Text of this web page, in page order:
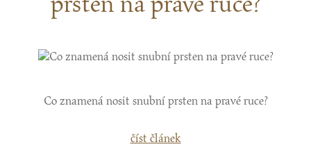
prsten na pravé ruce?
Co znamená nosit snubní prsten na pravé ruce?
číst článek